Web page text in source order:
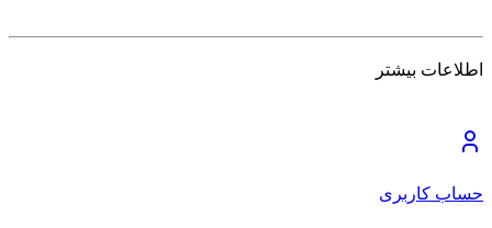
اطلاعات بیشتر
حساب کاربری